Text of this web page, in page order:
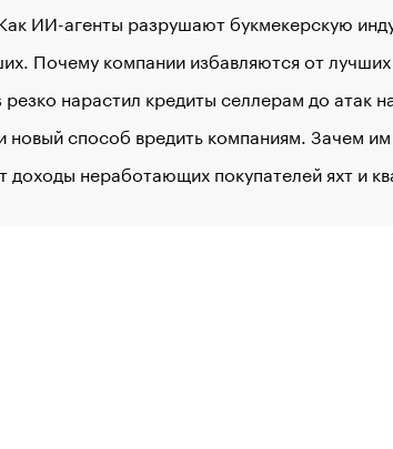
ИИ-агенты разрушают букмекерскую
Почему компании избавляются от лучших
нарастил кредиты селлерам до атак
новый способ вредить компаниям. Зачем
доходы неработающих покупателей яхт и